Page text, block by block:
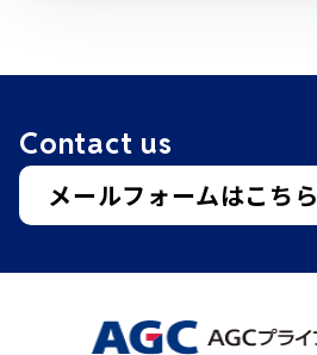
Contact us
メールフォームはこちら